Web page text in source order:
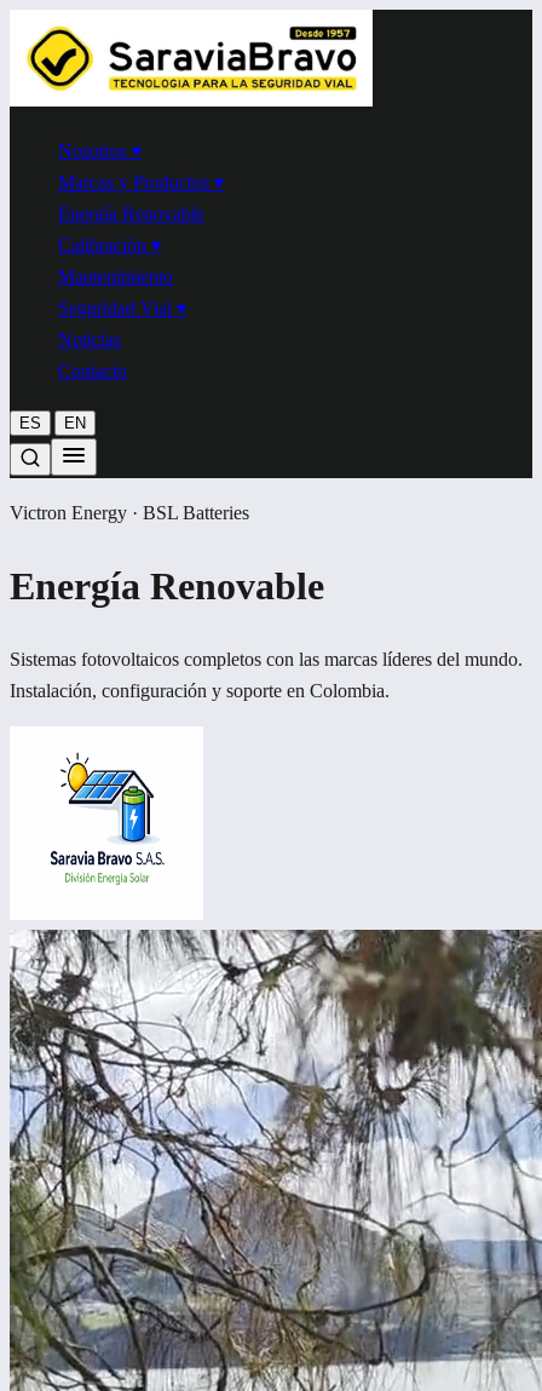
Nosotros ▾
Marcas y Productos ▾
Energía Renovable
Calibración ▾
Mantenimiento
Seguridad Vial ▾
Noticias
Contacto
ES EN
Victron Energy · BSL Batteries
Energía Renovable
Sistemas fotovoltaicos completos con las marcas líderes del mundo.
Instalación, configuración y soporte en Colombia.